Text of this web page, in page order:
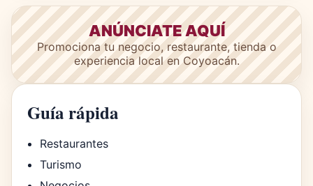
ANÚNCIATE AQUÍ
Promociona tu negocio, restaurante, tienda o
experiencia local en Coyoacán.
Guía rápida
Restaurantes
Turismo